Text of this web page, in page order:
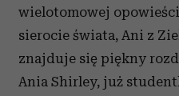
otrzymanymi od Ciebie lub
korzystania z ich usług.
wielotomowej
sierocie świata, Ani z
znajduje się piękny
Ania Shirley, już